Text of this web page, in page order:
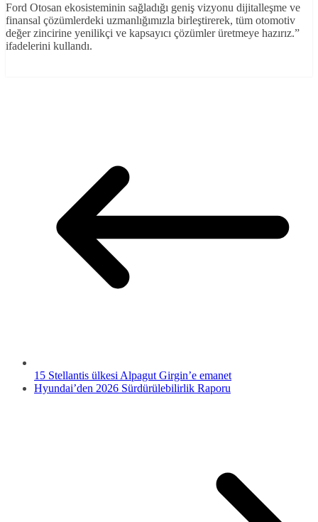
Ford Otosan ekosisteminin sağladığı geniş vizyonu dijitalleşme ve
finansal çözümlerdeki uzmanlığımızla birleştirerek, tüm otomotiv
değer zincirine yenilikçi ve kapsayıcı çözümler üretmeye hazırız.”
ifadelerini kullandı.
15 Stellantis ülkesi Alpagut Girgin’e emanet
Hyundai’den 2026 Sürdürülebilirlik Raporu